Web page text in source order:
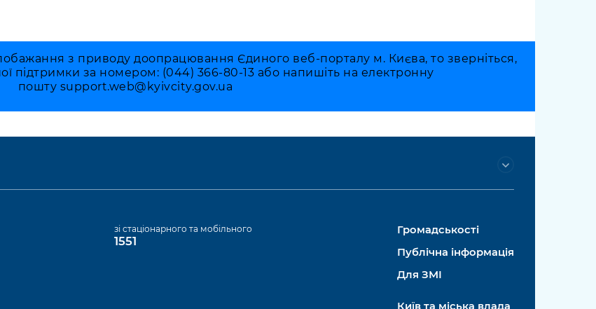
з приводу доопрацювання Єдиного веб-порталу м. Києва, то зверніться,
підтримки за номером: (044) 366-80-13 або напишіть на електронну
пошту support.web@kyivcity.gov.ua
зі стаціонарного та мобільного
1551
Громадськості
Публічна інформація
Для ЗМІ
Київ та міська влада